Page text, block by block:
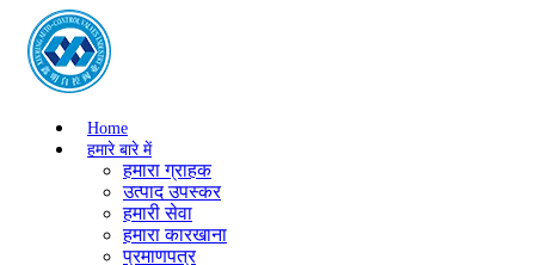
Home
हमारे बारे में
हमारा ग्राहक
उत्पाद उपस्कर
हमारी सेवा
हमारा कारखाना
प्रमाणपत्र